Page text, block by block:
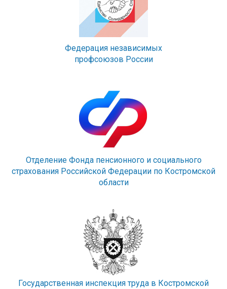
Федерация независимых
профсоюзов России
Отделение Фонда пенсионного и социального
страхования Российской Федерации по Костромской
области
Государственная инспекция труда в Костромской